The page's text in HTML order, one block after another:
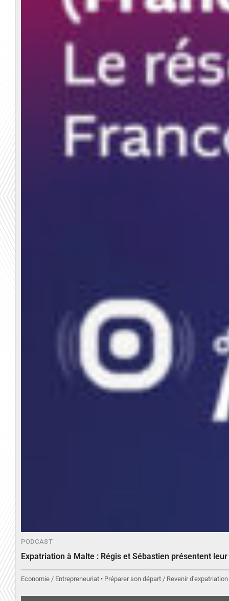
PODCAST
Expatriation à Malte : Régis et Sébastien présentent
Economie / Entrepreneuriat • Préparer son départ / Revenir d'expatriation